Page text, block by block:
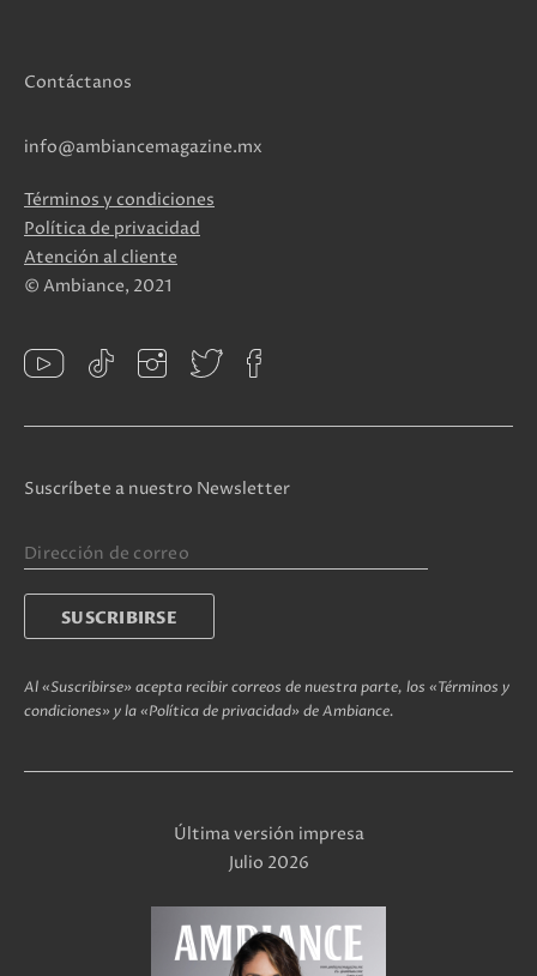
Contáctanos
info@ambiancemagazine.mx
Términos y condiciones
Política de privacidad
Atención al cliente
© Ambiance, 2021
Suscríbete a nuestro Newsletter
Al «Suscribirse» acepta recibir correos de nuestra parte, los «Términos y
condiciones» y la «Política de privacidad» de Ambiance.
Última versión impresa
Julio 2026